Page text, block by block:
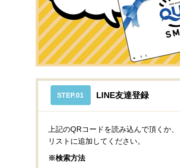
STEP.01 LINE友達登録
上記のQRコードを読み込んで頂くか
リストに追加してください。
※検索方法